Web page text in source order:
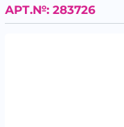
АРТ.№: 283726